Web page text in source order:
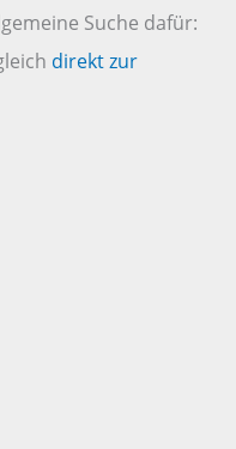
Suche dafür:
direkt zur